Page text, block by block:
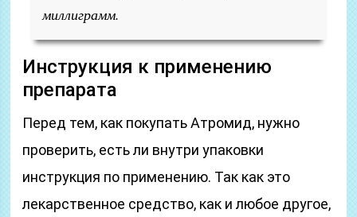
миллиграмм.
Инструкция к применению
препарата
Перед тем, как покупать Атромид, нужно
проверить, есть ли внутри упаковки
инструкция по применению. Так как это
лекарственное средство, как и любое другое,